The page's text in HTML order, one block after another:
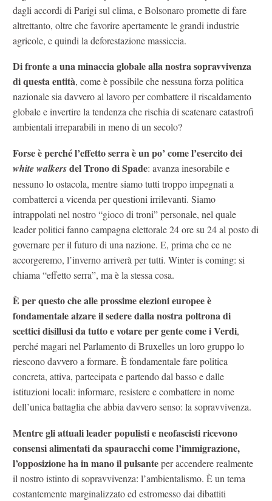
dagli accordi di Parigi sul clima, e Bolsonaro promette di fare
altrettanto, oltre che favorire apertamente le grandi industrie
agricole, e quindi la deforestazione massiccia.
Di fronte a una minaccia globale alla nostra sopravvivenza
di questa entità, come è possibile che nessuna forza politica
nazionale sia davvero al lavoro per combattere il riscaldamento
globale e invertire la tendenza che rischia di scatenare catastrofi
ambientali irreparabili in meno di un secolo?
Forse è perché l’effetto serra è un po’ come l’esercito dei
white walkersdel Trono di Spade: avanza inesorabile e
nessuno lo ostacola, mentre siamo tutti troppo impegnati a
combatterci a vicenda per questioni irrilevanti. Siamo
intrappolati nel nostro “gioco di troni” personale, nel quale
leader politici fanno campagna elettorale 24 ore su 24 al posto di
governare per il futuro di una nazione. E, prima che ce ne
accorgeremo, l’inverno arriverà per tutti. Winter is coming: si
chiama “effetto serra”, ma è la stessa cosa.
È per questo che alle prossime elezioni europee è
fondamentale alzare il sedere dalla nostra poltrona di
scettici disillusi da tutto e votare per gente come i Verdi,
perché magari nel Parlamento di Bruxelles un loro gruppo lo
riescono davvero a formare. È fondamentale fare politica
concreta, attiva, partecipata e partendo dal basso e dalle
istituzioni locali: informare, resistere e combattere in nome
dell’unica battaglia che abbia davvero senso: la sopravvivenza.
Mentre gli attuali leader populisti e neofascisti ricevono
consensi alimentati da spauracchi come l’immigrazione,
l’opposizione ha in mano il pulsanteper accendere realmente
il nostro istinto di sopravvivenza: l’ambientalismo. È un tema
costantemente marginalizzato ed estromesso dai dibattiti